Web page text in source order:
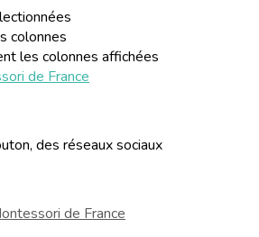
colonnes
les colonnes affichées
des réseaux sociaux